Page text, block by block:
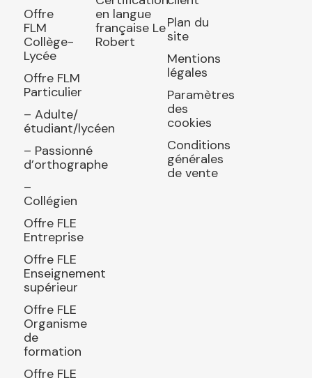
Offre
FLM
Collège-
Lycée
Offre FLM
Particulier
– Adulte/
étudiant/lycéen
– Passionné
d’orthographe
–
Collégien
Offre FLE
Entreprise
Offre FLE
Enseignement
supérieur
Offre FLE
Organisme
de
formation
Offre FLE
en langue
française Le
Robert
Plan du
site
Mentions
légales
Paramètres
des
cookies
Conditions
générales
de vente